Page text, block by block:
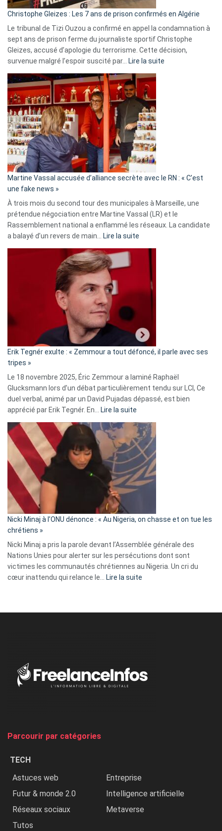
Christophe Gleizes : Les 7 ans de prison confirmés en Algérie
Le tribunal de Tizi Ouzou a confirmé en appel la condamnation à
sept ans de prison ferme du journaliste sportif Christophe
Gleizes, accusé d’apologie du terrorisme. Cette décision,
survenue malgré l’espoir suscité par…
Lire la suite
Algérie
Martine Vassal accusée d’alliance secrète avec le RN : « C’est
une fake news »
À trois mois du second tour des municipales à Marseille, une
prétendue négociation entre Martine Vassal (LR) et le
Rassemblement national a enflammé les réseaux. La candidate
a balayé d’un revers de main…
Lire la suite
d’alliance
secrète
«
C’est
fake
news
»
Erik Tegnér exulte : « Zemmour a tout défoncé, il parle avec ses
tripes »
Le 18 novembre 2025, Éric Zemmour a laminé Raphaël
Glucksmann lors d’un débat particulièrement tendu sur LCI, Ce
duel verbal, animé par un David Pujadas dépassé, est bien
apprécié par Erik Tegnér. En…
Lire la suite
Tegnér
exulte
« Zemmour
a
tout
parle
ses
tripes »
Nicki Minaj à l’ONU dénonce : « Au Nigeria, on chasse et on tue les
chrétiens »
Nicki Minaj a pris la parole devant l’Assemblée générale des
Nations Unies pour alerter sur les persécutions dont sont
victimes les communautés chrétiennes au Nigeria. Un cri du
cœur inattendu qui relance le…
Lire la suite
Nigeria,
Parcourir par catégories
TECH
Astuces web
Entreprise
Futur & monde 2.0
Intelligence artificielle
Réseaux sociaux
Metaverse
Tutos